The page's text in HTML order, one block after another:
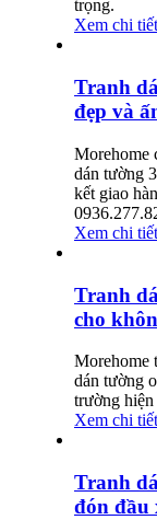
trọng.
Xem chi tiết
Tranh
đẹp và
Morehome
dán tường
kết giao
Xem chi tiết
Tranh
cho
Morehome
dán tường
trường hiện
Xem chi tiết
Tranh
đón đầu